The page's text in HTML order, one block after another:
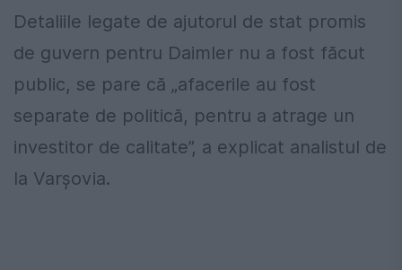
Detaliile legate de ajutorul de stat promis
de guvern pentru Daimler nu a fost făcut
public, se pare că „afacerile au fost
separate de politică, pentru a atrage un
investitor de calitate”, a explicat analistul de
la Varșovia.